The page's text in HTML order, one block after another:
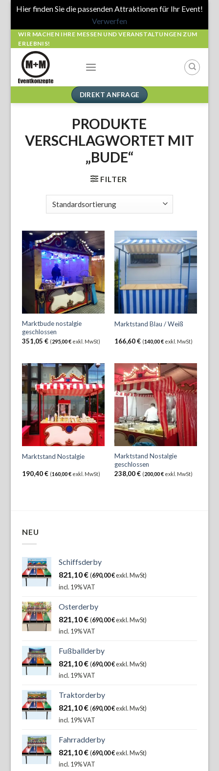
Hier finden Sie die passenden Attraktionen für Ihr Event!
Verwerfen
Skip
to
content
WIR MACHEN IHRE MESSEN UND VERANSTALTUNGEN ZUM
ERLEBNIS!
DIREKT ANFRAGE
PRODUKTE
VERSCHLAGWORTET MIT
„BUDE“
FILTER
Marktbude nostalgie
geschlossen
351,05€ (295,00€ exkl. MwSt)
Marktstand Blau / Weiß
166,60€ (140,00€exkl. MwSt)
Marktstand Nostalgie
190,40€ (160,00€ exkl. MwSt)
Marktstand Nostalgie
geschlossen
238,00€ (200,00€exkl. MwSt)
NEU
Schiffsderby
821,10€ (690,00€exkl. MwSt)
incl. 19% VAT
Osterderby
821,10€ (690,00€exkl. MwSt)
incl. 19% VAT
Fußballderby
821,10€ (690,00€exkl. MwSt)
incl. 19% VAT
Traktorderby
821,10€ (690,00€exkl. MwSt)
incl. 19% VAT
Fahrradderby
821,10€ (690,00€exkl. MwSt)
incl. 19% VAT